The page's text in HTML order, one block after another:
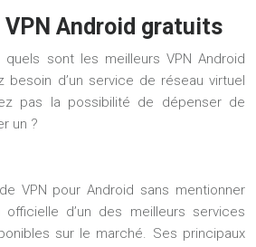
Android gratuits
sont les meilleurs VPN Android
besoin d’un service de réseau virtuel
pas la possibilité de dépenser de
un ?
VPN pour Android sans mentionner
officielle d’un des meilleurs services
sur le marché. Ses principaux